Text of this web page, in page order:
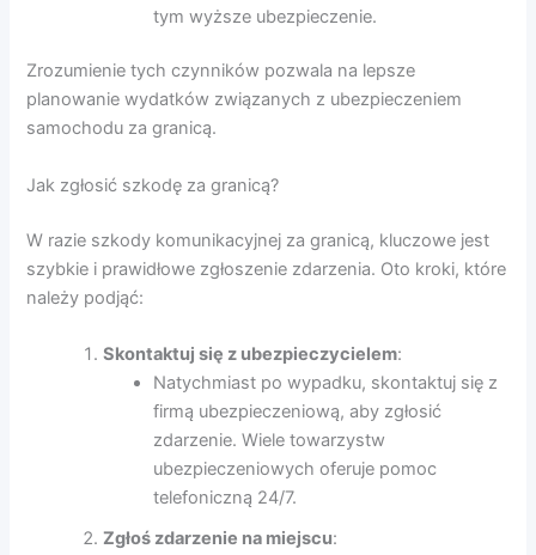
tym wyższe ubezpieczenie.
Zrozumienie tych czynników pozwala na lepsze
planowanie wydatków związanych z ubezpieczeniem
samochodu za granicą.
Jak zgłosić szkodę za granicą?
W razie szkody komunikacyjnej za granicą, kluczowe jest
szybkie i prawidłowe zgłoszenie zdarzenia. Oto kroki, które
należy podjąć:
Skontaktuj się z ubezpieczycielem:
Natychmiast po wypadku, skontaktuj się z
firmą ubezpieczeniową, aby zgłosić
zdarzenie. Wiele towarzystw
ubezpieczeniowych oferuje pomoc
telefoniczną 24/7.
Zgłoś zdarzenie na miejscu: